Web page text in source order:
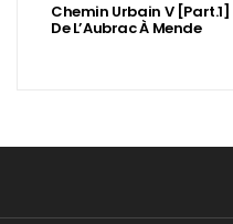
Chemin Urbain V [Part.1]
De L’Aubrac À Mende